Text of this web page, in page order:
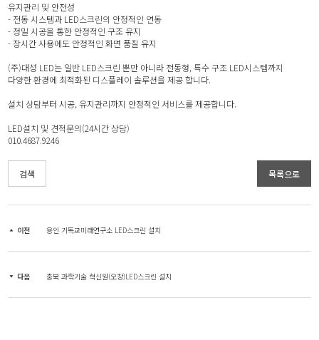
유지관리 및 안전성
- 전동 시스템과 LED스크린의 안정적인 연동
- 정밀 시공을 통한 안정적인 구조 유지
- 장시간 사용에도 안정적인 화면 품질 유지
(주)대성 LED는 일반 LED스크린 뿐만 아니라 전동형, 특수 구조 LED시스템까지
다양한 환경에 최적화된 디스플레이 솔루션을 제공 합니다.
설치 상담부터 시공, 유지관리까지 안정적인 서비스를 제공합니다.
LED설치 및 견적문의(24시간 상담)
010.4687.9246
검색 목록으로
이전 용인 기독교미래연구소 LED스크린 설치
다음 충북 과학기술 혁신원(오창)LED스크린 설치